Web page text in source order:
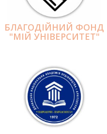
БЛАГОДІЙНИЙ ФОНД
"МІЙ УНІВЕРСИТЕТ"